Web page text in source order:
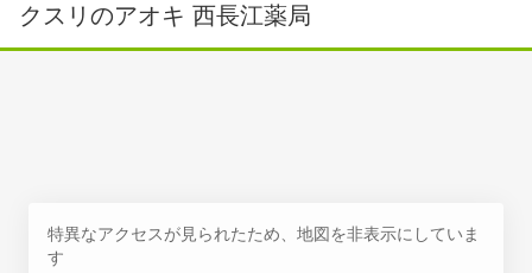
クスリのアオキ 西長江薬局
特異なアクセスが見られたため、地図を非表示にしていま
す